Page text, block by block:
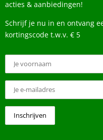
acties & aanbiedingen!
Schrijf je nu in en ontvang
kortingscode t.w.v. € 5